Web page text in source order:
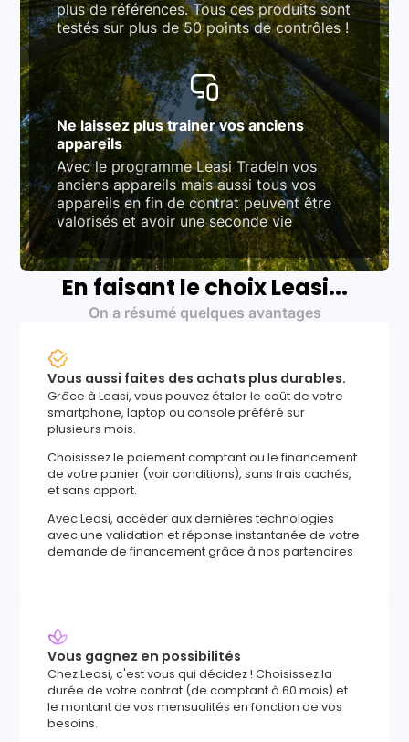
plus de références. Tous ces produits sont
testés sur plus de 50 points de contrôles !
Ne laissez plus trainer vos anciens
appareils
Avec le programme Leasi TradeIn vos
anciens appareils mais aussi tous vos
appareils en fin de contrat peuvent être
valorisés et avoir une seconde vie
En faisant le choix Leasi...
On a résumé quelques avantages
Vous aussi faites des achats plus durables.
Grâce à Leasi, vous pouvez étaler le coût de votre
smartphone, laptop ou console préféré sur
plusieurs mois.
Choisissez le paiement comptant ou le financement
de votre panier (voir conditions), sans frais cachés,
et sans apport.
Avec Leasi, accéder aux dernières technologies
avec une validation et réponse instantanée de votre
demande de financement grâce à nos partenaires
Vous gagnez en possibilités
Chez Leasi, c'est vous qui décidez ! Choisissez la
durée de votre contrat (de comptant à 60 mois) et
le montant de vos mensualités en fonction de vos
besoins.